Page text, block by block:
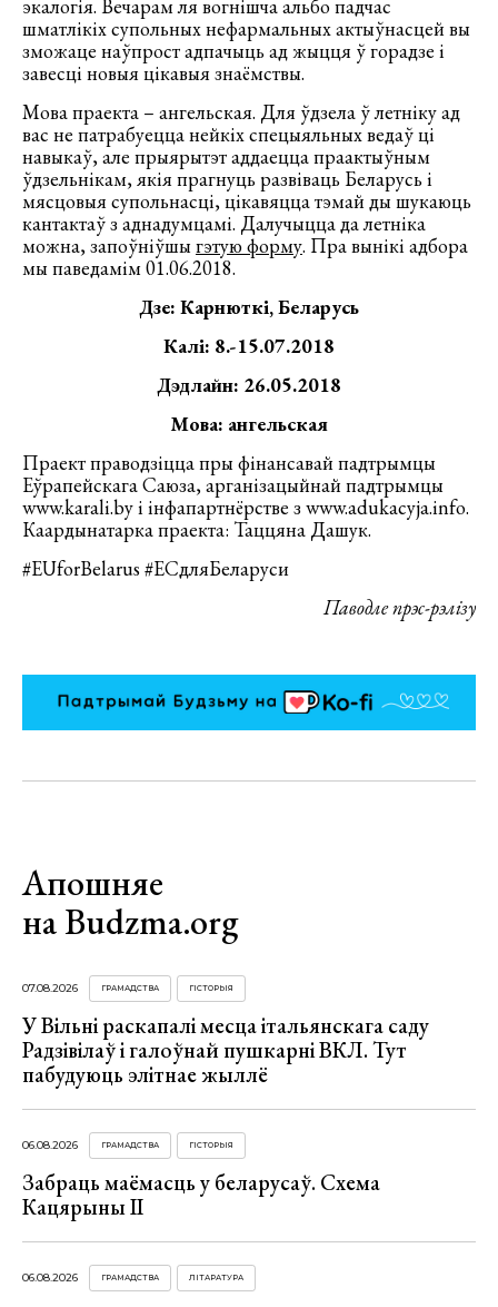
экалогія. Вечарам ля вогнішча альбо падчас
шматлікіх супольных нефармальных актыўнасцей вы
зможаце наўпрост адпачыць ад жыцця ў горадзе і
завесці новыя цікавыя знаёмствы.
Мова праекта – ангельская. Для ўдзела ў летніку ад
вас не патрабуецца нейкіх спецыяльных ведаў ці
навыкаў, але прыярытэт аддаецца праактыўным
ўдзельнікам, якія прагнуць развіваць Беларусь і
мясцовыя супольнасці, цікавяцца тэмай ды шукаюць
кантактаў з аднадумцамі. Далучыцца да летніка
можна, запоўніўшыгэтую форму. Пра вынікі адбора
мы паведамім 01.06.2018.
Дзе: Карнюткі, Беларусь
Калі: 8.-15.07.2018
Дэдлайн: 26.05.2018
Мова: ангельская
Праект праводзіцца пры фінансавай падтрымцы
Еўрапейскага Саюза, арганізацыйнай падтрымцы
www.karali.by і інфапартнёрстве з www.adukacyja.info.
Каардынатарка праекта: Таццяна Дашук.
#EUforBelarus #ЕСдляБеларуси
Паводле прэс-рэлізу
Апошняе
на Budzma.org
07.08.2026 ГРАМАДСТВА ГІСТОРЫЯ
У Вільні раскапалі месца італьянскага саду
Радзівілаў і галоўнай пушкарні ВКЛ. Тут
пабудуюць элітнае жыллё
06.08.2026 ГРАМАДСТВА ГІСТОРЫЯ
Забраць маёмасць у беларусаў. Схема
Кацярыны ІІ
06.08.2026 ГРАМАДСТВА ЛІТАРАТУРА